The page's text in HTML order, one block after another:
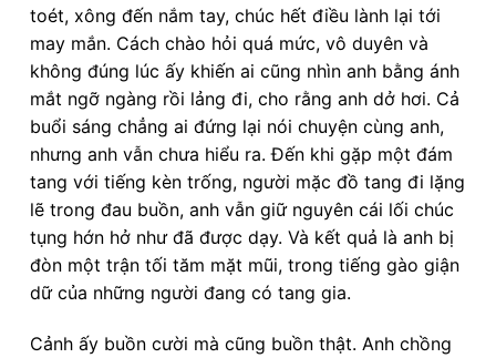
toét, xông đến nắm tay, chúc hết điều lành lại tới
may mắn. Cách chào hỏi quá mức, vô duyên và
không đúng lúc ấy khiến ai cũng nhìn anh bằng ánh
mắt ngỡ ngàng rồi lảng đi, cho rằng anh dở hơi. Cả
buổi sáng chẳng ai đứng lại nói chuyện cùng anh,
nhưng anh vẫn chưa hiểu ra. Đến khi gặp một đám
tang với tiếng kèn trống, người mặc đồ tang đi lặng
lẽ trong đau buồn, anh vẫn giữ nguyên cái lối chúc
tụng hớn hở như đã được dạy. Và kết quả là anh bị
đòn một trận tối tăm mặt mũi, trong tiếng gào giận
dữ của những người đang có tang gia.
Cảnh ấy buồn cười mà cũng buồn thật. Anh chồng